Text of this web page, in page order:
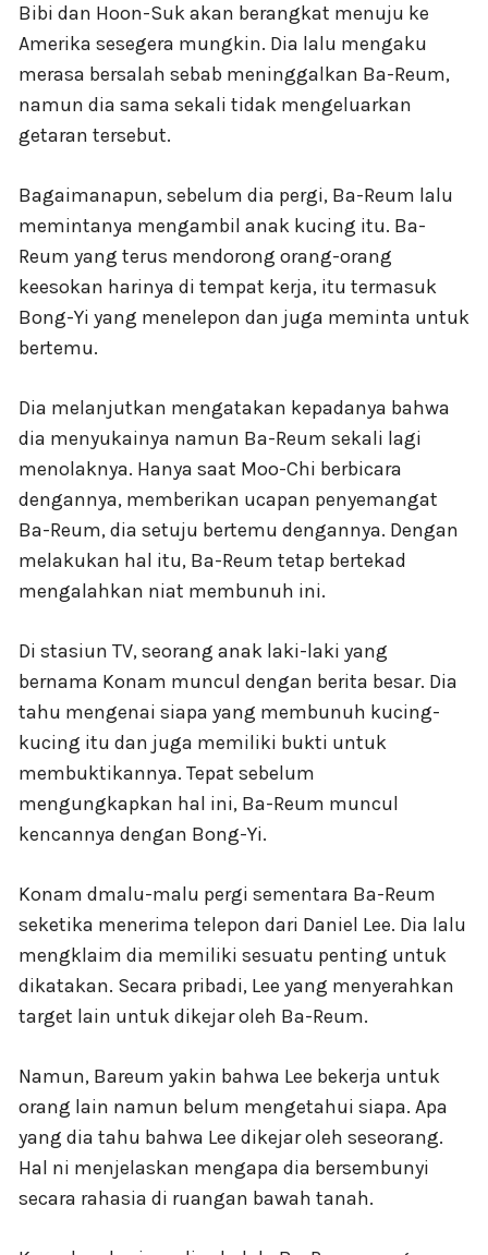
Bibi dan Hoon-Suk akan berangkat menuju ke
Amerika sesegera mungkin. Dia lalu mengaku
merasa bersalah sebab meninggalkan Ba-Reum,
namun dia sama sekali tidak mengeluarkan
getaran tersebut.
Bagaimanapun, sebelum dia pergi, Ba-Reum lalu
memintanya mengambil anak kucing itu. Ba-
Reum yang terus mendorong orang-orang
keesokan harinya di tempat kerja, itu termasuk
Bong-Yi yang menelepon dan juga meminta untuk
bertemu.
Dia melanjutkan mengatakan kepadanya bahwa
dia menyukainya namun Ba-Reum sekali lagi
menolaknya. Hanya saat Moo-Chi berbicara
dengannya, memberikan ucapan penyemangat
Ba-Reum, dia setuju bertemu dengannya. Dengan
melakukan hal itu, Ba-Reum tetap bertekad
mengalahkan niat membunuh ini.
Di stasiun TV, seorang anak laki-laki yang
bernama Konam muncul dengan berita besar. Dia
tahu mengenai siapa yang membunuh kucing-
kucing itu dan juga memiliki bukti untuk
membuktikannya. Tepat sebelum
mengungkapkan hal ini, Ba-Reum muncul
kencannya dengan Bong-Yi.
Konam dmalu-malu pergi sementara Ba-Reum
seketika menerima telepon dari Daniel Lee. Dia lalu
mengklaim dia memiliki sesuatu penting untuk
dikatakan. Secara pribadi, Lee yang menyerahkan
target lain untuk dikejar oleh Ba-Reum.
Namun, Bareum yakin bahwa Lee bekerja untuk
orang lain namun belum mengetahui siapa. Apa
yang dia tahu bahwa Lee dikejar oleh seseorang.
Hal ni menjelaskan mengapa dia bersembunyi
secara rahasia di ruangan bawah tanah.